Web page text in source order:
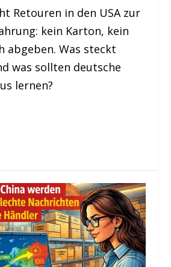
Retouren in den USA zur
kein Karton, kein
abgeben. Was steckt
was sollten deutsche
lernen?